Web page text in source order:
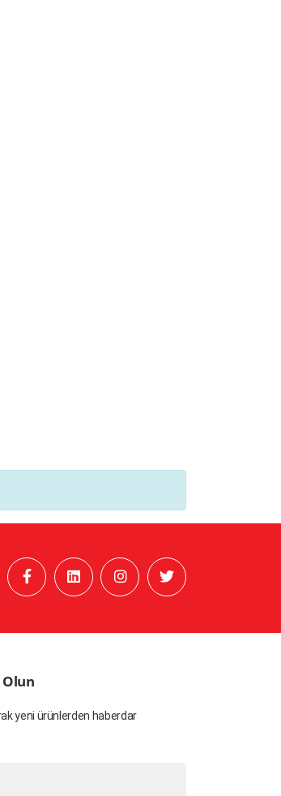
yeni ürünlerden haberdar